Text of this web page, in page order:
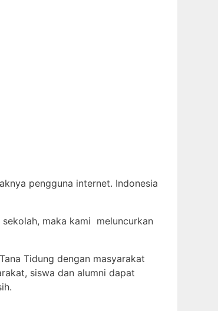
pengguna internet. Indonesia
maka kami meluncurkan
Tidung dengan masyarakat
siswa dan alumni dapat